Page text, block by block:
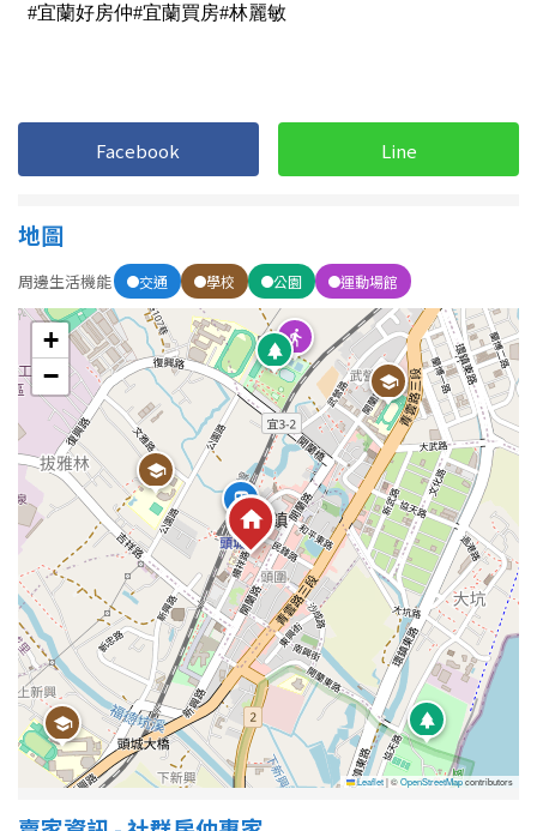
不拘
5 年以下
5-10 年 10-20 年
40 年以上
售價
Facebook Line
地圖
周邊生活機能 交通 學校 公園 運動場館
+
−
Leaflet|©OpenStreetMapcontributors